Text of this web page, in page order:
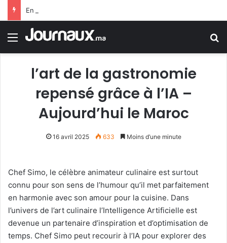
Menu
l’art de la gastronomie
repensé grâce à l’IA –
Aujourd’hui le Maroc
16 avril 2025 633 Moins d’une minute
Chef Simo, le célèbre animateur culinaire est surtout
connu pour son sens de l’humour qu’il met parfaitement
en harmonie avec son amour pour la cuisine. Dans
l’univers de l’art culinaire l’Intelligence Artificielle est
devenue un partenaire d’inspiration et d’optimisation de
temps. Chef Simo peut recourir à l’IA pour explorer des